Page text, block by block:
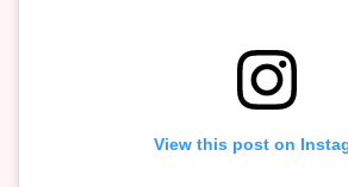
View this post on